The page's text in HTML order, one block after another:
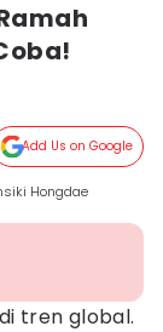
Add Us on Google
Hongdae
tren global.